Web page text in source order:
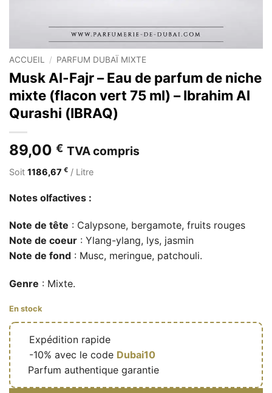
ACCUEIL / PARFUM DUBAÏ MIXTE
Musk Al-Fajr – Eau de parfum de niche
mixte (flacon vert 75 ml) – Ibrahim Al
Qurashi (IBRAQ)
89,00 € TVA compris
Soit 1186,67 € / Litre
Notes olfactives :
Note de tête : Calypsone, bergamote, fruits rouges
Note de coeur : Ylang-ylang, lys, jasmin
Note de fond : Musc, meringue, patchouli.
Genre : Mixte.
En stock
Expédition rapide
-10% avec le code Dubai10
Parfum authentique garantie